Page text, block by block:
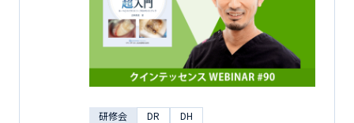
研修会 DR DH